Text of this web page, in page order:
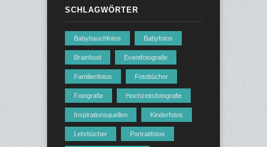
SCHLAGWÖRTER
Babybauchfotos Babyfotos
Brainfood Eventfotografie
Familienfotos Fotobücher
Fotografie Hochzeitsfotografie
Inspirationsquellen Kinderfotos
Lehrbücher Portraitfotos